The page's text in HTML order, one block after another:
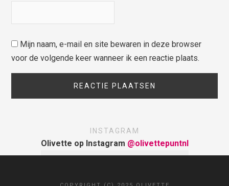
Mijn naam, e-mail en site bewaren in deze browser
voor de volgende keer wanneer ik een reactie plaats.
INSTAGRAM
Olivette op Instagram @olivettepuntnl